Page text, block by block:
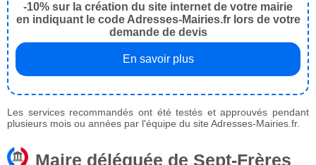
-10% sur la création du site internet de votre mairie
en indiquant le code Adresses-Mairies.fr lors de votre
demande de devis
En savoir plus
Les services recommandés ont été testés et approuvés pendant
plusieurs mois ou années par l'équipe du site Adresses-Mairies.fr.
Maire déléguée de Sept-Frères